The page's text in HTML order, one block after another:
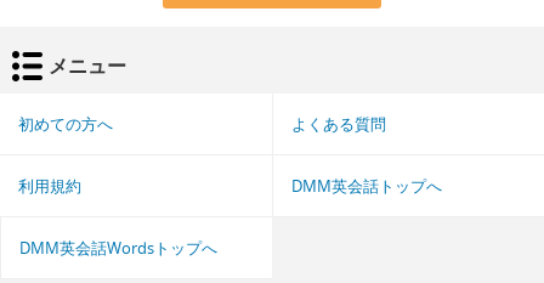
メニュー
初めての方へ よくある質問
利用規約 DMM英会話トップへ
DMM英会話Wordsトップへ